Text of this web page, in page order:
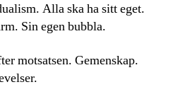
Alla ska ha sitt eget.
Sin egen bubbla.
motsatsen. Gemenskap.